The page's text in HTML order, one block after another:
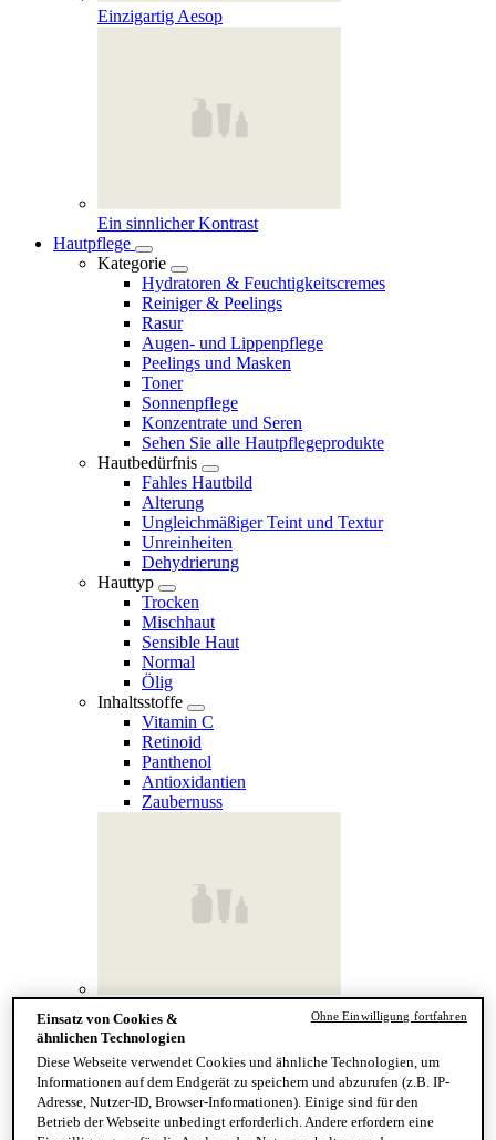
Einzigartig Aesop
Ein sinnlicher Kontrast
Hautpflege
Kategorie
Hydratoren & Feuchtigkeitscremes
Reiniger & Peelings
Rasur
Augen- und Lippenpflege
Peelings und Masken
Toner
Sonnenpflege
Konzentrate und Seren
Sehen Sie alle Hautpflegeprodukte
Hautbedürfnis
Fahles Hautbild
Alterung
Ungleichmäßiger Teint und Textur
Unreinheiten
Dehydrierung
Hauttyp
Trocken
Mischhaut
Sensible Haut
Normal
Ölig
Inhaltsstoffe
Vitamin C
Retinoid
Panthenol
Antioxidantien
Zaubernuss
Hand & Körper
Kategorie
Handseife & Balsam
Seife am Stück
Reinigung & Peeling für den Körper
Körperbalsame und Öle
Einsatz von Cookies &
ähnlichen Technologien
Diese Webseite verwendet Cookies und ähnliche Technologien, um
Informationen auf dem Endgerät zu speichern und abzurufen (z.B. IP-
Adresse, Nutzer-ID, Browser-Informationen). Einige sind für den
Betrieb der Webseite unbedingt erforderlich. Andere erfordern eine
Ohne Einwilligung fortfahren